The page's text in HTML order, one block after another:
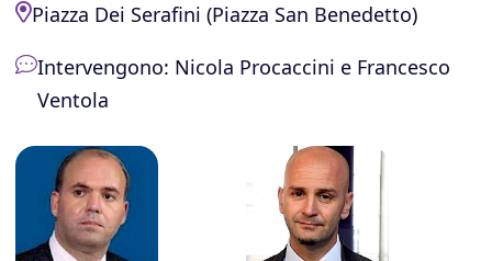
Piazza Dei Serafini (Piazza San Benedetto)
Intervengono: Nicola Procaccini e Francesco
Ventola